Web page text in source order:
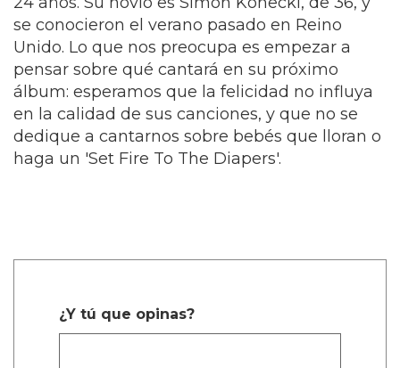
se conocieron el verano pasado en Reino
Unido. Lo que nos preocupa es empezar a
pensar sobre qué cantará en su próximo
álbum: esperamos que la felicidad no influya
en la calidad de sus canciones, y que no se
dedique a cantarnos sobre bebés que lloran o
haga un 'Set Fire To The Diapers'.
¿Y tú que opinas?